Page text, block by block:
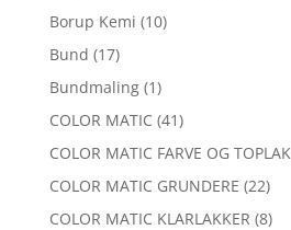
Borup Kemi (10)
Bund (17)
Bundmaling (1)
COLOR MATIC (41)
COLOR MATIC FARVE OG TOPLAK
COLOR MATIC GRUNDERE (22)
COLOR MATIC KLARLAKKER (8)